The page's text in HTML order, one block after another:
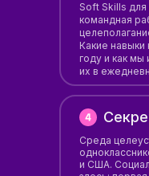
Среда
и США.
Soft Skills для
командная
Какие
году и как мы
их в